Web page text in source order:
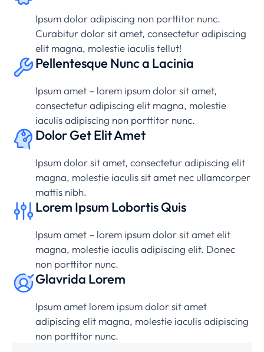
Ipsum dolor adipiscing non porttitor nunc.
Curabitur dolor sit amet, consectetur adipiscing
elit magna, molestie iaculis tellut!
Pellentesque Nunc a Lacinia
Ipsum amet – lorem ipsum dolor sit amet,
consectetur adipiscing elit magna, molestie
iaculis adipiscing non porttitor nunc.
Dolor Get Elit Amet
Ipsum dolor sit amet, consectetur adipiscing elit
magna, molestie iaculis sit amet nec ullamcorper
mattis nibh.
Lorem Ipsum Lobortis Quis
Ipsum amet – lorem ipsum dolor sit amet elit
magna, molestie iaculis adipiscing elit. Donec
non porttitor nunc.
Glavrida Lorem
Ipsum amet lorem ipsum dolor sit amet
adipiscing elit magna, molestie iaculis adipiscing
non porttitor nunc.